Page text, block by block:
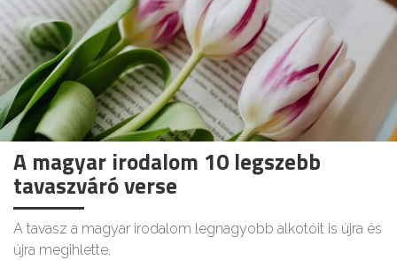
A magyar irodalom 10 legszebb
tavaszváró verse
A tavasz a magyar irodalom legnagyobb alkotóit is újra és
újra megihlette.